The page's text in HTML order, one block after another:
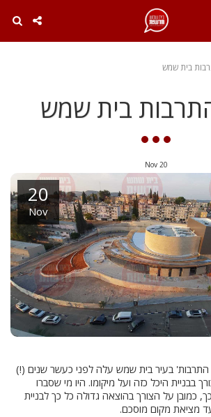
בית שמש
בית שמש
20
Nov
20
Nov
התרבות' בעיר בית שמש עלה לפני כעשר שנים (!)
בבניית היכל כזה ועל מיקומו. היו מי שסברו
כמובן על הצורך בהוצאה גדולה כל כך לבניית
מציאת מקום מוסכם.